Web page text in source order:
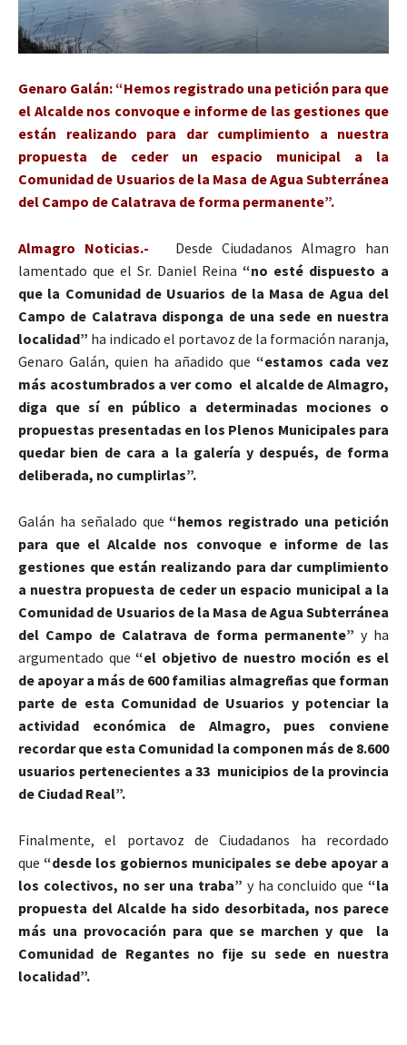
Genaro Galán: “Hemos registrado una petición para que
el Alcalde nos convoque e informe de las gestiones que
están realizando para dar cumplimiento a nuestra
propuesta de ceder un espacio municipal a la
Comunidad de Usuarios de la Masa de Agua Subterránea
del Campo de Calatrava de forma permanente”.
Almagro Noticias.-
Desde Ciudadanos Almagro han
lamentado que el Sr. Daniel Reina“no esté dispuesto a
que la Comunidad de Usuarios de la Masa de Agua del
Campo de Calatrava disponga de una sede en nuestra
localidad” ha indicado el portavoz de la formación naranja,
Genaro Galán, quien ha añadido que “estamos cada vez
más acostumbrados a ver como el alcalde de Almagro,
diga que sí en público a determinadas mociones o
propuestas presentadas en los Plenos Municipales para
quedar bien de cara a la galería y después, de forma
deliberada, no cumplirlas”.
Galán ha señalado que“hemos registrado una petición
para que el Alcalde nos convoque e informe de las
gestiones que están realizando para dar cumplimiento
a nuestra propuesta de ceder un espacio municipal a la
Comunidad de Usuarios de la Masa de Agua Subterránea
del Campo de Calatrava de forma permanente” y ha
argumentado que “el objetivo de nuestro moción es el
de apoyar a más de 600 familias almagreñas que forman
parte de esta Comunidad de Usuarios y potenciar la
actividad económica de Almagro, pues conviene
recordar que esta Comunidad la componen más de 8.600
usuarios pertenecientes a 33 municipios de la provincia
de Ciudad Real”.
Finalmente, el portavoz de Ciudadanos ha recordado
que “desde los gobiernos municipales se debe apoyar a
los colectivos, no ser una traba” y ha concluido que“la
propuesta del Alcalde ha sido desorbitada, nos parece
más una provocación para que se marchen y que la
Comunidad de Regantes no fije su sede en nuestra
localidad”.